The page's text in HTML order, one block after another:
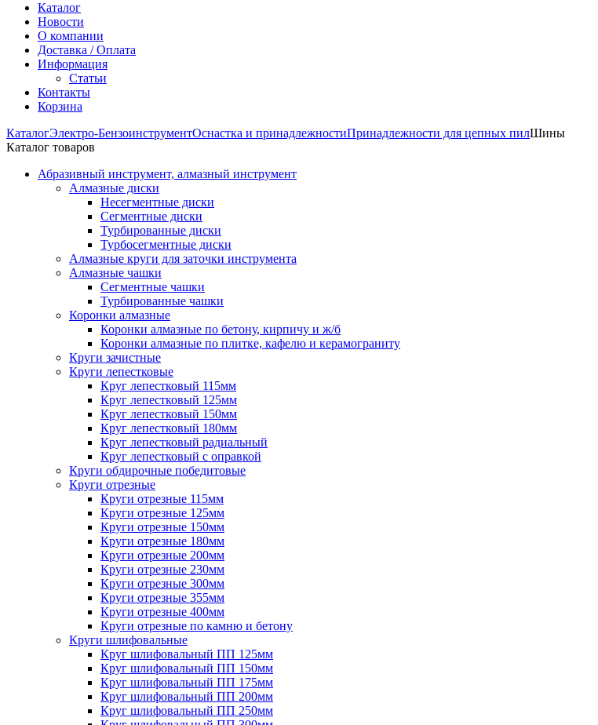
Каталог
Новости
О компании
Доставка / Оплата
Информация
Статьи
Контакты
Корзина
КаталогЭлектро-БензоинструментОснастка и принадлежностиПринадлежности для цепных пилШины
Каталог товаров
Абразивный инструмент, алмазный инструмент
Алмазные диски
Несегментные диски
Сегментные диски
Турбированные диски
Турбосегментные диски
Алмазные круги для заточки инструмента
Алмазные чашки
Сегментные чашки
Турбированные чашки
Коронки алмазные
Коронки алмазные по бетону, кирпичу и ж/б
Коронки алмазные по плитке, кафелю и керамограниту
Круги зачистные
Круги лепестковые
Круг лепестковый 115мм
Круг лепестковый 125мм
Круг лепестковый 150мм
Круг лепестковый 180мм
Круг лепестковый радиальный
Круг лепестковый с оправкой
Круги обдирочные победитовые
Круги отрезные
Круги отрезные 115мм
Круги отрезные 125мм
Круги отрезные 150мм
Круги отрезные 180мм
Круги отрезные 200мм
Круги отрезные 230мм
Круги отрезные 300мм
Круги отрезные 355мм
Круги отрезные 400мм
Круги отрезные по камню и бетону
Круги шлифовальные
Круг шлифовальный ПП 125мм
Круг шлифовальный ПП 150мм
Круг шлифовальный ПП 175мм
Круг шлифовальный ПП 200мм
Круг шлифовальный ПП 250мм